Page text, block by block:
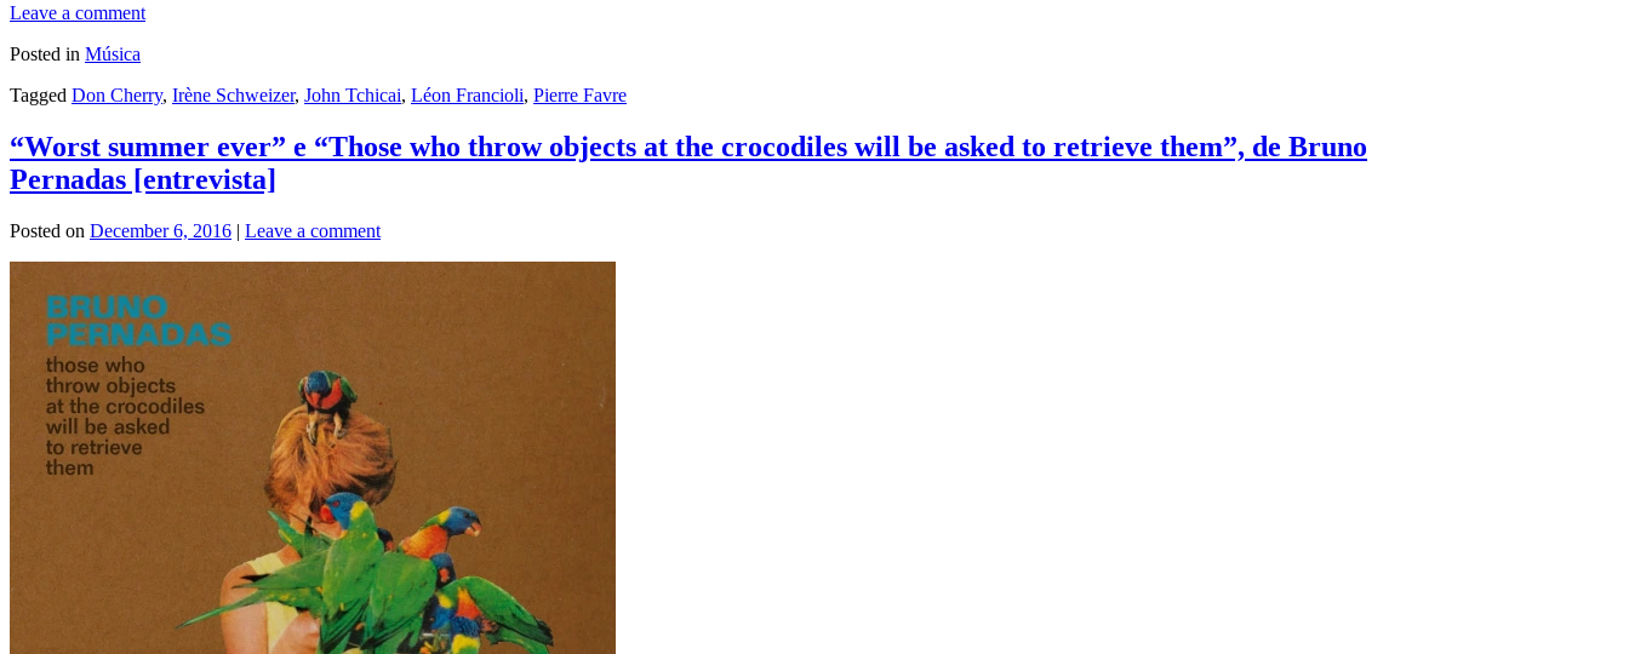
Leave a comment
Posted in Música
Tagged Don Cherry, Irène Schweizer, John Tchicai, Léon Francioli, Pierre Favre
“Worst summer ever” e “Those who throw objects at the crocodiles will be asked to retrieve them”, de Bruno
Pernadas [entrevista]
Posted on December 6, 2016 | Leave a comment